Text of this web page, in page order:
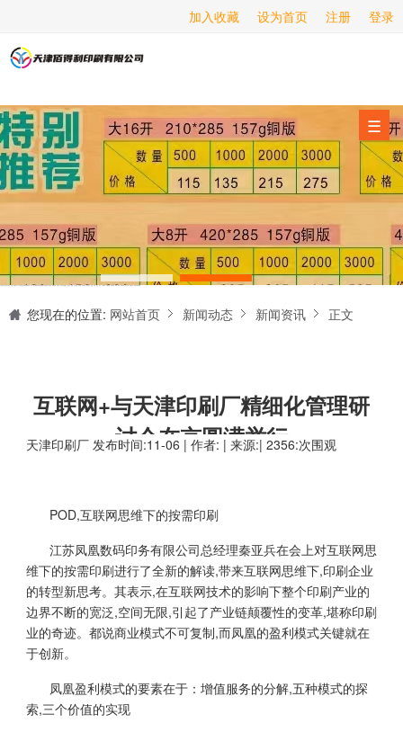
登录
注册
设为首页
加入收藏
☰
海报印刷
服务项目
经营范围
设备展示
新闻动态
关于我们
联系我们
您现在的位置: 网站首页 新闻动态 新闻资讯 正文
互联网+与天津印刷厂精细化管理研
讨会在京圆满举行
天津印刷厂 发布时间:11-06 | 作者: | 来源:| 2356:次围观
POD,互联网思维下的按需印刷
江苏凤凰数码印务有限公司总经理秦亚兵在会上对互联网思
维下的按需印刷进行了全新的解读,带来互联网思维下,印刷企业
的转型新思考。其表示,在互联网技术的影响下整个印刷产业的
边界不断的宽泛,空间无限,引起了产业链颠覆性的变革,堪称印刷
业的奇迹。都说商业模式不可复制,而凤凰的盈利模式关键就在
于创新。
凤凰盈利模式的要素在于：增值服务的分解,五种模式的探
索,三个价值的实现